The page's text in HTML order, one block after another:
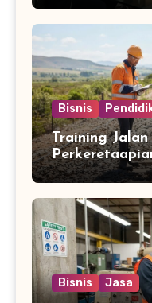
Bisnis
Training Jalan
Bisnis Jasa